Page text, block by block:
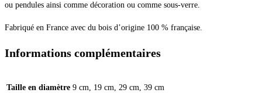
ou pendules ainsi comme décoration ou comme sous-verre.
Fabriqué en France avec du bois d’origine 100 % française.
Informations complémentaires
Taille en diamètre 9 cm, 19 cm, 29 cm, 39 cm